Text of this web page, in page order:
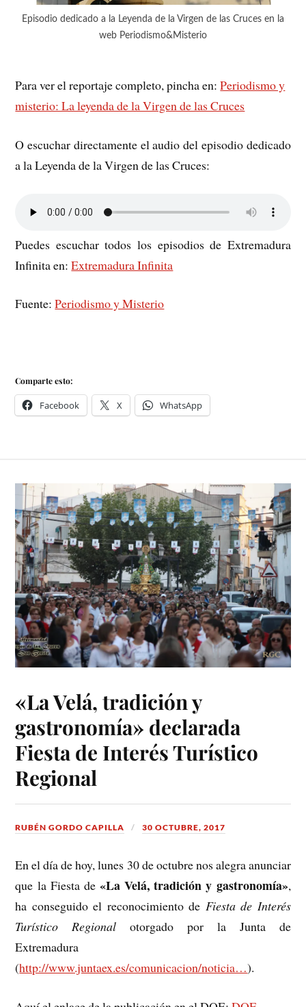
Episodio dedicado a la Leyenda de la Virgen de las Cruces en la
web Periodismo&Misterio
Para ver el reportaje completo, pincha en:Periodismo y
misterio: La leyenda de la Virgen de las Cruces
O escuchar directamente el audio del episodio dedicado
a la Leyenda de la Virgen de las Cruces:
Puedes escuchar todos los episodios de Extremadura
Infinita en:Extremadura Infinita
Fuente:Periodismo y Misterio
Comparte esto:
Facebook X WhatsApp
«La Velá, tradición y
gastronomía» declarada
Fiesta de Interés Turístico
Regional
RUBÉN GORDO CAPILLA 30 OCTUBRE, 2017
En el día de hoy, lunes 30 de octubre nos alegra anunciar
que la Fiesta de «La Velá, tradición y gastronomía»,
ha conseguido el reconocimiento de Fiesta de Interés
Turístico Regional otorgado por la Junta de
Extremadura
(http://www.juntaex.es/comunicacion/noticia…).